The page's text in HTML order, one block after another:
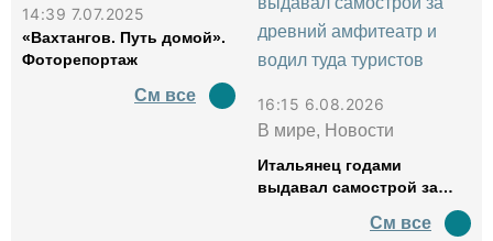
14:39 7.07.2025
«Вахтангов. Путь домой».
Фоторепортаж
См все
16:15 6.08.2026
В мире, Новости
Итальянец годами
выдавал самострой за
водил туда туристов
См все